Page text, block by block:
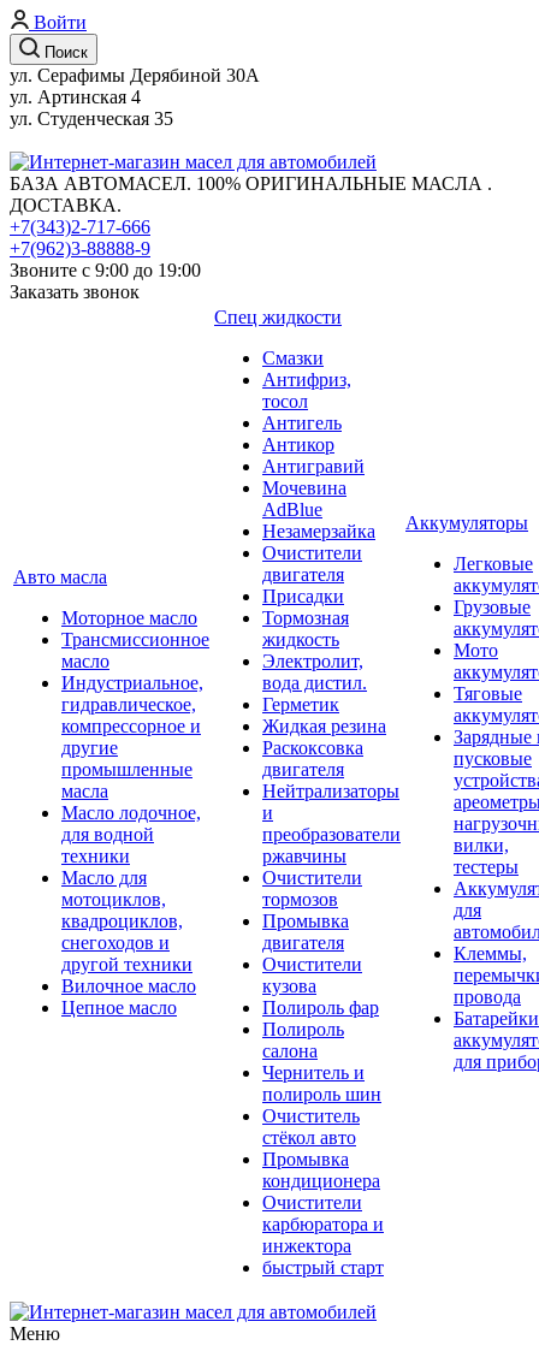
Войти
Поиск
ул. Серафимы Дерябиной 30А
ул. Артинская 4
ул. Студенческая 35
БАЗА АВТОМАСЕЛ. 100% ОРИГИНАЛЬНЫЕ МАСЛА .
ДОСТАВКА.
+7(343)2-717-666
+7(962)3-88888-9
Звоните с 9:00 до 19:00
Заказать звонок
Авто масла
Моторное масло
Трансмиссионное
масло
Индустриальное,
гидравлическое,
компрессорное и
другие
промышленные
масла
Масло лодочное,
для водной
техники
Масло для
мотоциклов,
квадроциклов,
снегоходов и
другой техники
Вилочное масло
Цепное масло
Спец жидкости
Смазки
Антифриз,
тосол
Антигель
Антикор
Антигравий
Мочевина
AdBlue
Незамерзайка
Очистители
двигателя
Присадки
Тормозная
жидкость
Электролит,
вода дистил.
Герметик
Жидкая резина
Раскоксовка
двигателя
Нейтрализаторы
и
преобразователи
ржавчины
Очистители
тормозов
Промывка
двигателя
Очистители
кузова
Полироль фар
Полироль
салона
Чернитель и
полироль шин
Очиститель
стёкол авто
Промывка
кондиционера
Очистители
карбюратора и
инжектора
быстрый старт
Аккумуляторы
Легковые
Грузовые
Мото
Тяговые
Зарядные
пусковые
вилки,
тестеры
для
Клеммы,
провода
для
Меню